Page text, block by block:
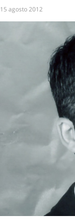
15 agosto 2012